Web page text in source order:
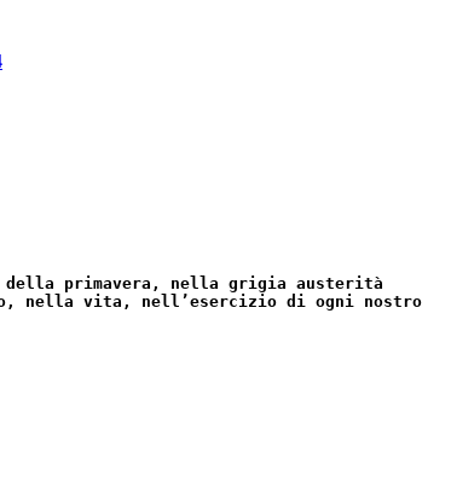
della primavera, nella grigia austerità
nella vita, nell’esercizio di ogni nostro